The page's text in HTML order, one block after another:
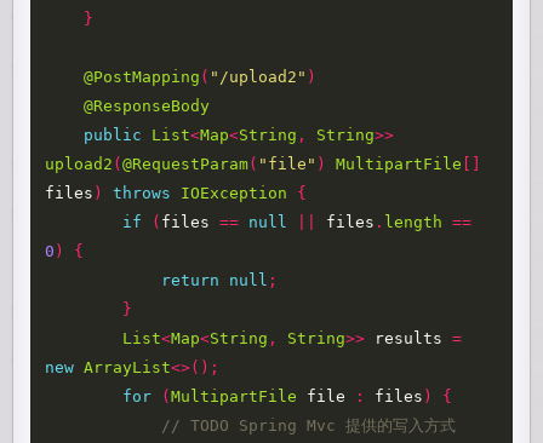
}
@PostMapping ( "/upload2" )
@ResponseBody
public
List<Map<String , String>>
upload2 (@RequestParam( "file" ) MultipartFile []
files ) throws IOException
{
if
( files == null files . length
==
0 )
{
return
null ;
}
List<Map<String , String>> results
=
new ArrayList<>();
for
(MultipartFile file : files )
{
// TODO Spring Mvc 提供的写入方式